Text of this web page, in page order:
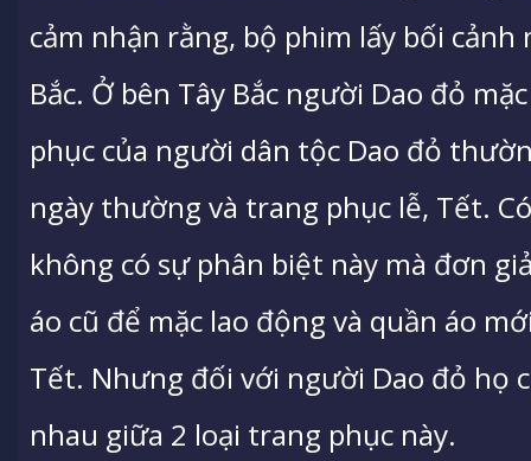
cảm nhận rằng, bộ phim lấy bối
Bắc. Ở bên Tây Bắc người Dao đỏ
phục của người dân tộc Dao đỏ
ngày thường và trang phục lễ, Tết.
không có sự phân biệt này mà đơn
áo cũ để mặc lao động và quần áo
Tết. Nhưng đối với người Dao đỏ họ
nhau giữa 2 loại trang phục này.